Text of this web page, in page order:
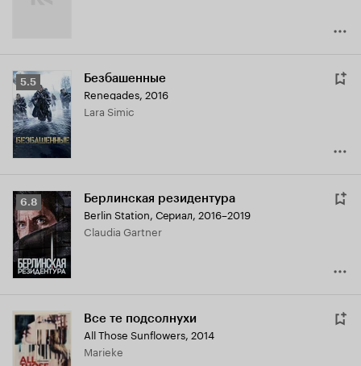
Рейтинг
Кинопоиска
5.5
5.5 Безбашенные
Renegades, 2016
Lara Simic
Рейтинг
Кинопоиска
6.8
6.8 Берлинская резидентура
Berlin Station, Сериал, 2016–2019
Claudia Gartner
Все те подсолнухи
All Those Sunflowers, 2014
Marieke